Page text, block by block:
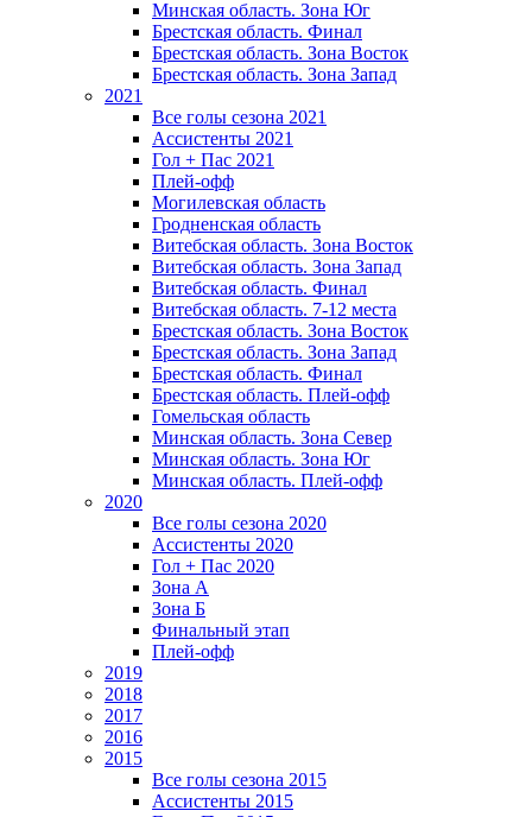
Минская область. Зона Юг
Брестская область. Финал
Брестская область. Зона Восток
Брестская область. Зона Запад
2021
Все голы сезона 2021
Ассистенты 2021
Гол + Пас 2021
Плей-офф
Могилевская область
Гродненская область
Витебская область. Зона Восток
Витебская область. Зона Запад
Витебская область. Финал
Витебская область. 7-12 места
Брестская область. Зона Восток
Брестская область. Зона Запад
Брестская область. Финал
Брестская область. Плей-офф
Гомельская область
Минская область. Зона Север
Минская область. Зона Юг
Минская область. Плей-офф
2020
Все голы сезона 2020
Ассистенты 2020
Гол + Пас 2020
Зона А
Зона Б
Финальный этап
Плей-офф
2019
2018
2017
2016
2015
Все голы сезона 2015
Ассистенты 2015